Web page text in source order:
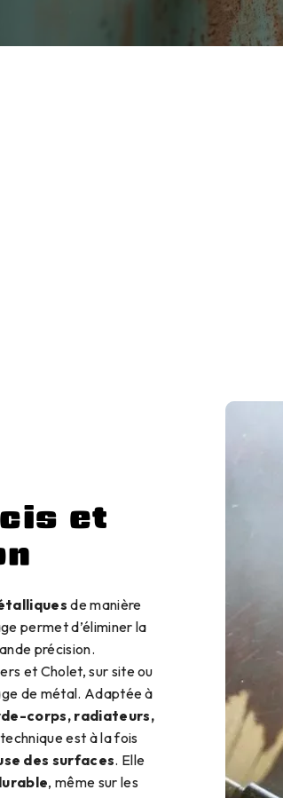
et
de manière
permet d’éliminer la
précision.
et Cholet, sur site ou
de métal. Adaptée à
corps, radiateurs,
est à la fois
des surfaces. Elle
, même sur les